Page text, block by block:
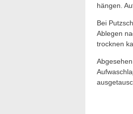
hängen.
Bei
Ablegen
trocknen